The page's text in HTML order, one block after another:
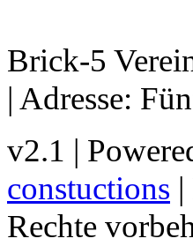
Brick-5
| Adresse:
v2.1 |
constuctions
Rechte